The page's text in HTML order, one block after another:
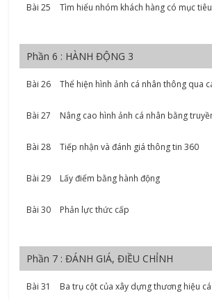
Bài 25 Tìm hiểu nhóm khách hàng có mục
Phần 6 : HÀNH ĐỘNG 3
Bài 26 Thể hiện hình ảnh cá nhân thông qua
Bài 27 Nâng cao hình ảnh cá nhân bằng
Bài 28 Tiếp nhận và đánh giá thông tin 360
Bài 29 Lấy điểm bằng hành động
Bài 30 Phản lực thức cấp
Phần 7 : ĐÁNH GIÁ, ĐIỀU CHỈNH
Bài 31 Ba trụ cột của xây dựng thương hiệu